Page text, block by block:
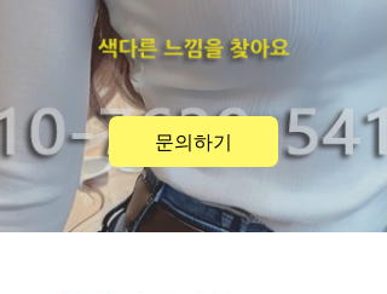
문의하기